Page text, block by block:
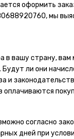
оформить
, мы
в вашу страну,
ли они
и
оплачиваются
согласно
дней при